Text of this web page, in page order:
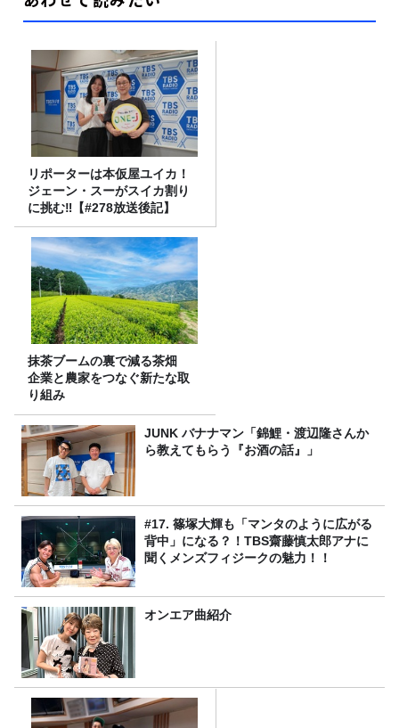
リポーターは本仮屋ユイカ！
ジェーン・スーがスイカ割り
に挑む‼【#278放送後記】
抹茶ブームの裏で減る茶畑
企業と農家をつなぐ新たな取
り組み
JUNK バナナマン「錦鯉・渡辺隆さんか
ら教えてもらう『お酒の話』」
#17. 篠塚大輝も「マンタのように広がる
背中」になる？！TBS齋藤慎太郎アナに
聞くメンズフィジークの魅力！！
オンエア曲紹介